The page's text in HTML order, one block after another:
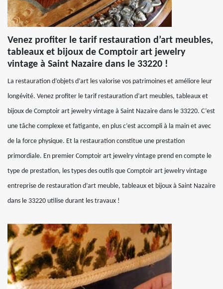
Venez profiter le tarif restauration d’art meubles,
tableaux et bijoux de Comptoir art jewelry
vintage à Saint Nazaire dans le 33220 !
La restauration d’objets d’art les valorise vos patrimoines et améliore leur
longévité. Venez profiter le tarif restauration d’art meubles, tableaux et
bijoux de Comptoir art jewelry vintage à Saint Nazaire dans le 33220. C’est
une tâche complexe et fatigante, en plus c’est accompli à la main et avec
de la force physique. Et la restauration constitue une prestation
primordiale. En premier Comptoir art jewelry vintage prend en compte le
type de prestation, les types des outils que Comptoir art jewelry vintage
entreprise de restauration d’art meuble, tableaux et bijoux à Saint Nazaire
dans le 33220 utilise durant les travaux !